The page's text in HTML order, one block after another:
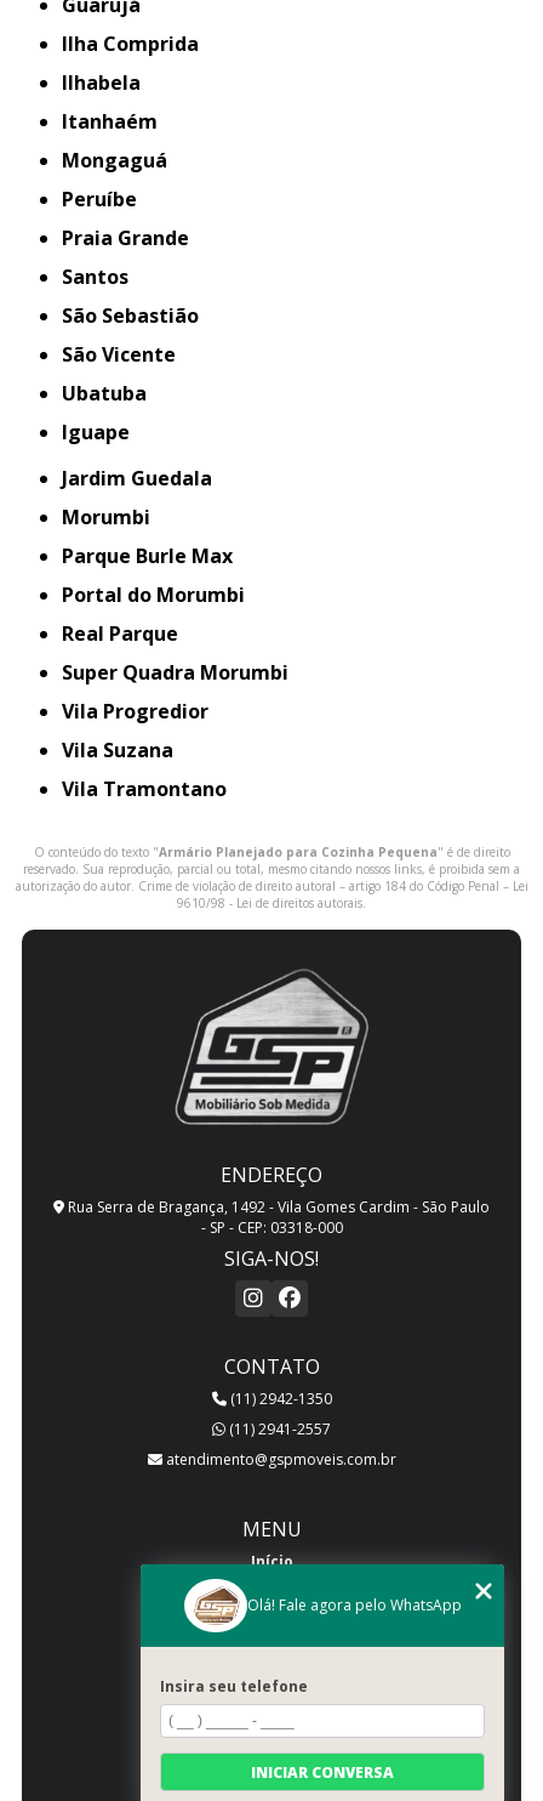
Guarujá
Ilha Comprida
Ilhabela
Itanhaém
Mongaguá
Peruíbe
Praia Grande
Santos
São Sebastião
São Vicente
Ubatuba
iguape
Jardim Guedala
Morumbi
Parque Burle Max
Portal do Morumbi
Real Parque
Super Quadra Morumbi
Vila Progredior
Vila Suzana
Vila Tramontano
O conteúdo do texto "Armário Planejado para Cozinha Pequena" é de direito
reservado. Sua reprodução, parcial ou total, mesmo citando nossos links, é proibida sem a
autorização do autor. Crime de violação de direito autoral – artigo 184 do Código Penal – Lei
9610/98 - Lei de direitos autorais.
ENDEREÇO
Rua Serra de Bragança, 1492 - Vila Gomes Cardim - São Paulo
- SP - CEP: 03318-000
SIGA-NOS!
CONTATO
(11) 2942-1350
(11) 2941-2557
atendimento@gspmoveis.com.br
MENU
Início
Quem somos
Galeria
Categorias
Contato
Mapa do site
Olá! Fale agora pelo WhatsApp
Insira seu telefone
INICIAR CONVERSA